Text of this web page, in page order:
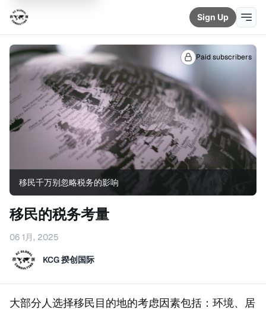
Sign Up
移民千万别忽略税务的影响
Paid subscribers
移民的税务考量
06 1月, 2025
KCG 揆创国际
大部分人选择移民目的地的考虑因素包括：环境、居